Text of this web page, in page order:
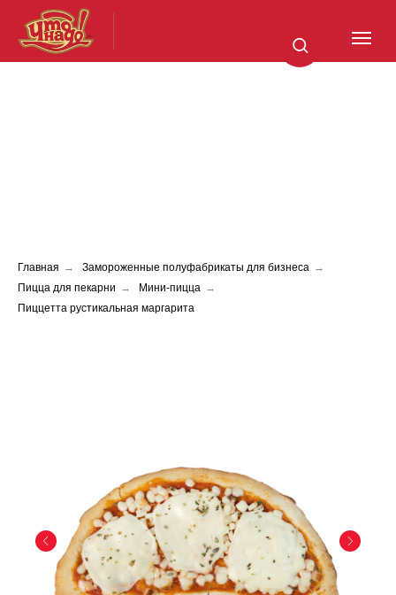
Главная → Замороженные полуфабрикаты для бизнеса →
Пицца для пекарни → Мини-пицца →
Пиццетта рустикальная маргарита